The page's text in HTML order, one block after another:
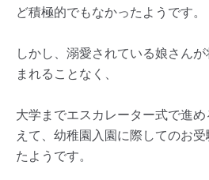
ど積極的でもなかったようです。
しかし、溺愛されている娘さん
まれることなく、
大学までエスカレーター式で進
えて、幼稚園入園に際してのお
たようです。